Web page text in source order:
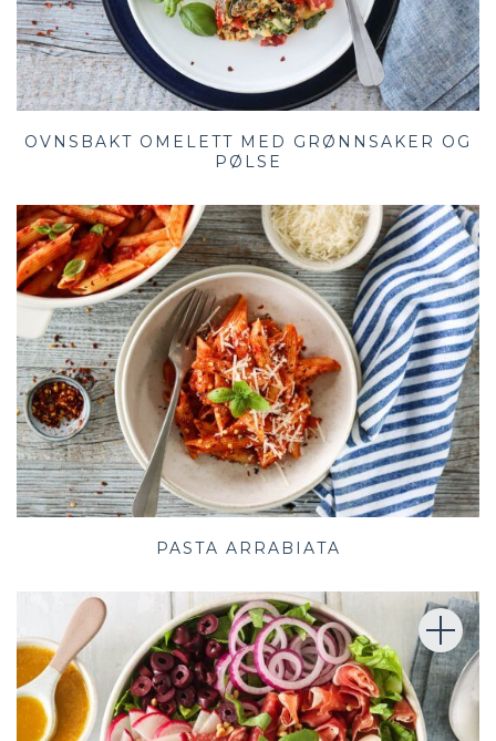
OVNSBAKT OMELETT MED GRØNNSAKER OG
PØLSE
PASTA ARRABIATA